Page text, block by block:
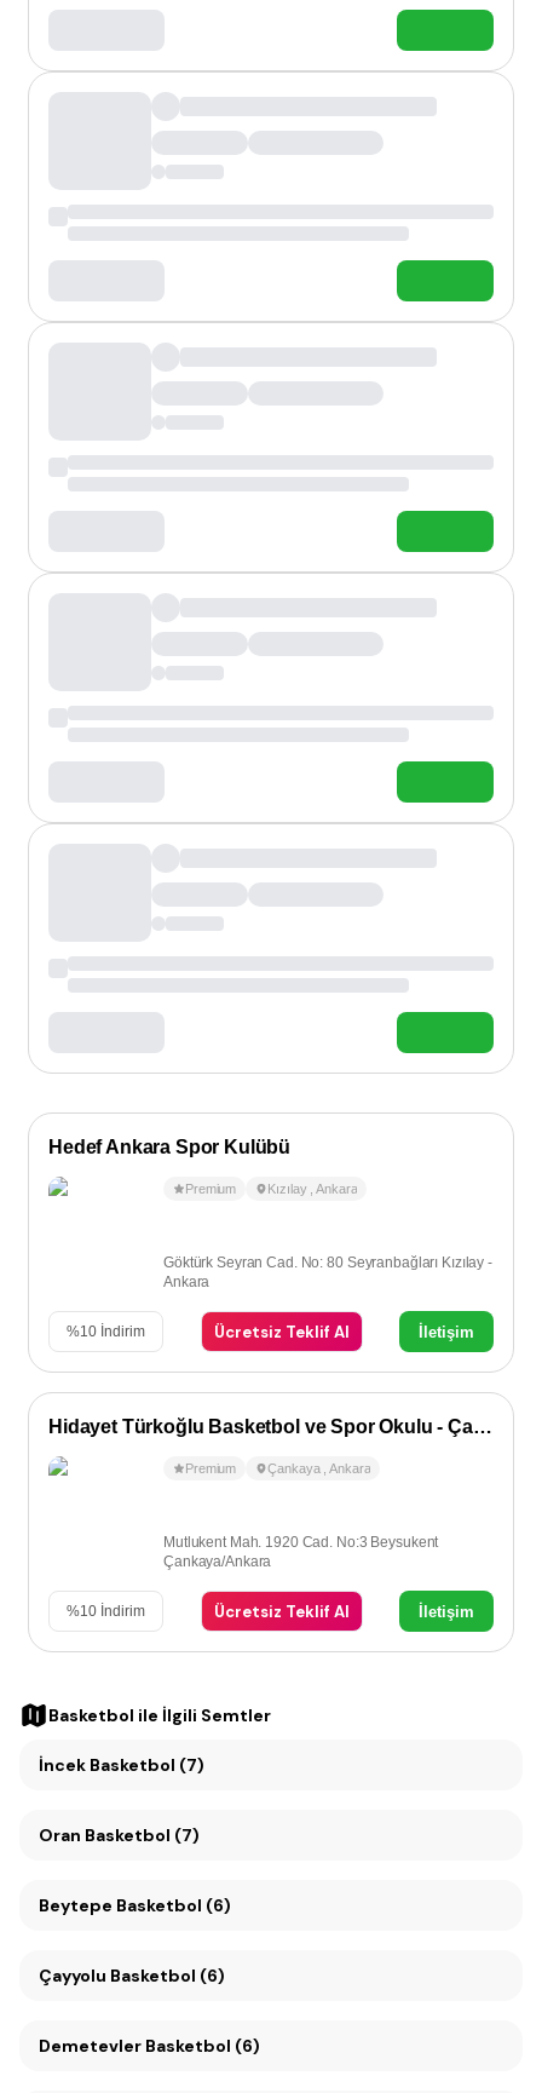
Hedef Ankara Spor Kulübü
Premium Kızılay ,Ankara
Göktürk Seyran Cad. No: 80 Seyranbağları Kızılay -
Ankara
%10 İndirim Ücretsiz Teklif Al İletişim
Hidayet Türkoğlu Basketbol ve Spor Okulu - Çankaya
Premium Çankaya ,Ankara
Mutlukent Mah. 1920 Cad. No:3 Beysukent
Çankaya/Ankara
%10 İndirim Ücretsiz Teklif Al İletişim
Basketbol ile İlgili Semtler
İncek Basketbol (7)
Oran Basketbol (7)
Beytepe Basketbol (6)
Çayyolu Basketbol (6)
Demetevler Basketbol (6)